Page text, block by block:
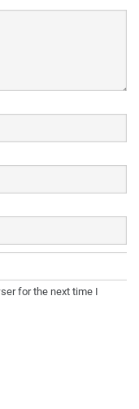
for the next time I